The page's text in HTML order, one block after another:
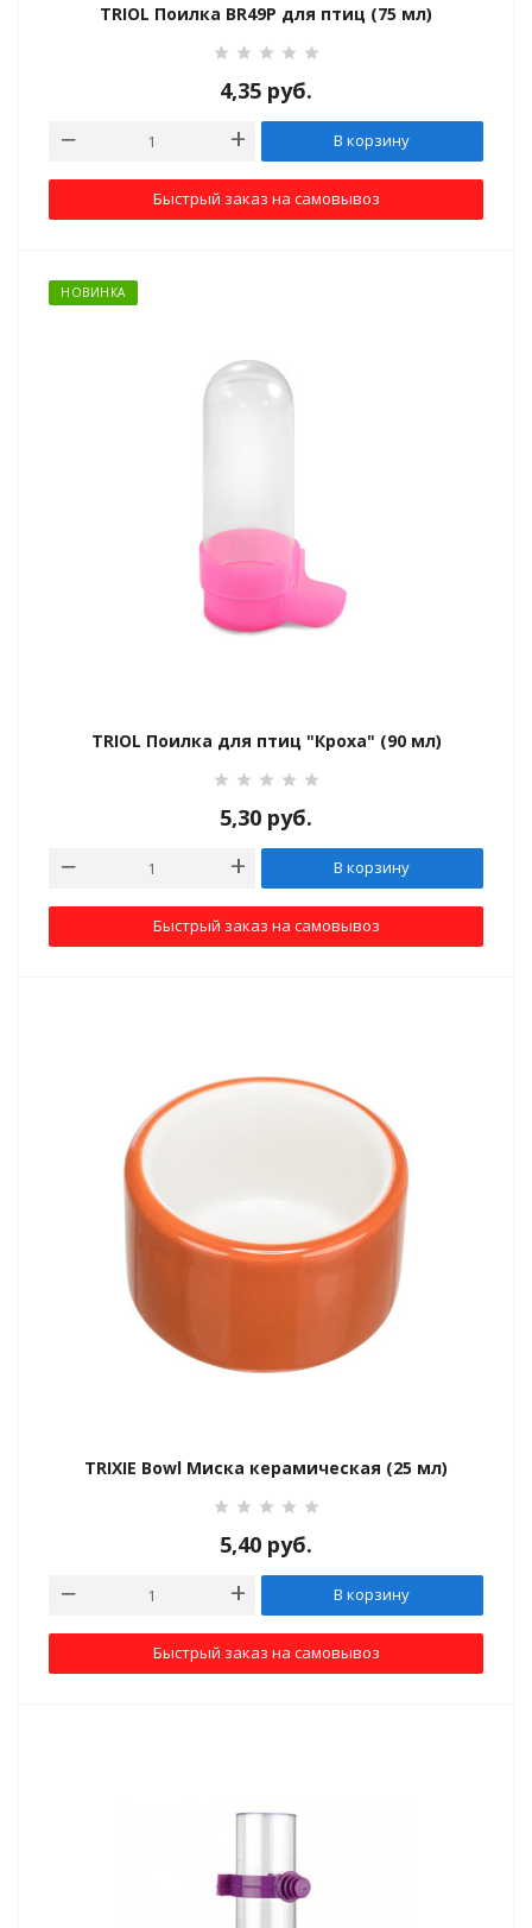
TRIOL Поилка BR49P для птиц (75 мл)
4,35 руб.
В корзину
Быстрый заказ на самовывоз
НОВИНКА
TRIOL Поилка для птиц "Кроха" (90 мл)
5,30 руб.
В корзину
Быстрый заказ на самовывоз
TRIXIE Bowl Миска керамическая (25 мл)
5,40 руб.
В корзину
Быстрый заказ на самовывоз